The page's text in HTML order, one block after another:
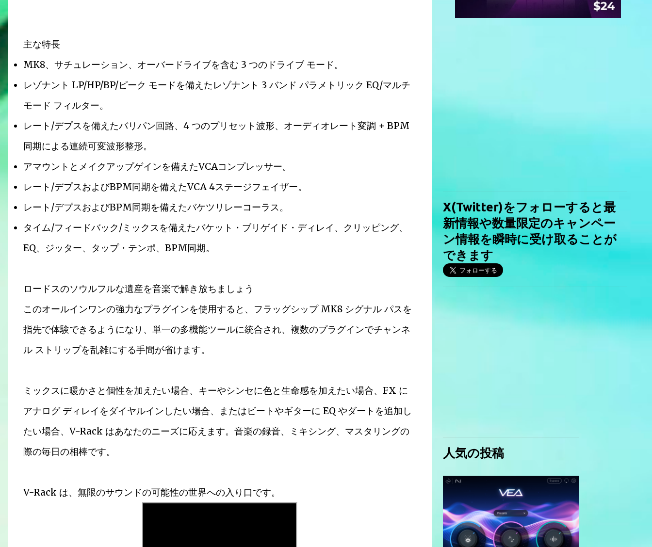
主な特長
MK8、サチュレーション、オーバードライブを含む 3 つのドライブ モード。
レゾナント LP/HP/BP/ピーク モードを備えたレゾナント 3 バンド パラメトリック EQ/マルチ
モード フィルター。
レート/デプスを備えたバリパン回路、4 つのプリセット波形、オーディオレート変調 + BPM
同期による連続可変波形整形。
アマウントとメイクアップゲインを備えたVCAコンプレッサー。
レート/デプスおよびBPM同期を備えたVCA 4ステージフェイザー。
レート/デプスおよびBPM同期を備えたバケツリレーコーラス。
タイム/フィードバック/ミックスを備えたバケット・ブリゲイド・ディレイ、クリッピング、
EQ、ジッター、タップ・テンポ、BPM同期。
ロードスのソウルフルな遺産を音楽で解き放ちましょう
このオールインワンの強力なプラグインを使用すると、フラッグシップ MK8 シグナル パスを
指先で体験できるようになり、単一の多機能ツールに統合され、複数のプラグインでチャンネ
ル ストリップを乱雑にする手間が省けます。
ミックスに暖かさと個性を加えたい場合、キーやシンセに色と生命感を加えたい場合、FX に
アナログ ディレイをダイヤルインしたい場合、またはビートやギターに EQ やダートを追加し
たい場合、V-Rack はあなたのニーズに応えます。音楽の録音、ミキシング、マスタリングの
際の毎日の相棒です。
V-Rack は、無限のサウンドの可能性の世界への入り口です。
X(Twitter)をフォローすると最
新情報や数量限定のキャンペー
ン情報を瞬時に受け取ることが
できます
人気の投稿